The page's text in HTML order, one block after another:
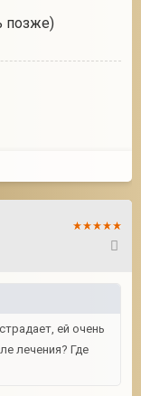
позже)
ей очень
лечения? Где